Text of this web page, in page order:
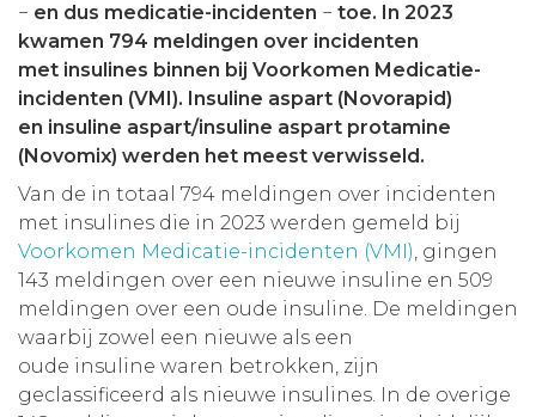
− en dus medicatie-incidenten − toe. In 2023
kwamen 794 meldingen over incidenten
met insulines binnen bij Voorkomen Medicatie-
incidenten (VMI). Insuline aspart (Novorapid)
en insuline aspart/insuline aspart protamine
(Novomix) werden het meest verwisseld.
Van de in totaal 794 meldingen over incidenten
met insulines die in 2023 werden gemeld bij
Voorkomen Medicatie-incidenten (VMI), gingen
143 meldingen over een nieuwe insuline en 509
meldingen over een oude insuline. De meldingen
waarbij zowel een nieuwe als een
oude insuline waren betrokken, zijn
geclassificeerd als nieuwe insulines. In de overige